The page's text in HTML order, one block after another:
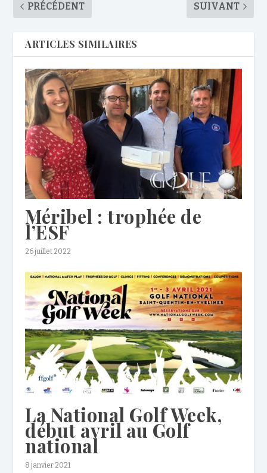
PRÉCÉDENT
SUIVANT
ARTICLES SIMILAIRES
Méribel : trophée de
l’ESF
26 juillet 2022
La National Golf Week,
début avril au Golf
national
8 janvier 2021